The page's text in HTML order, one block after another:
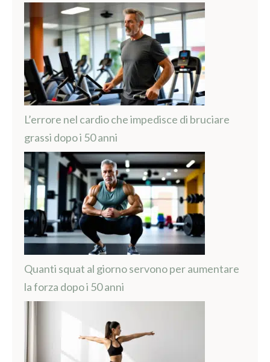
L’errore nel cardio che impedisce di bruciare
grassi dopo i 50 anni
Quanti squat al giorno servono per aumentare
la forza dopo i 50 anni